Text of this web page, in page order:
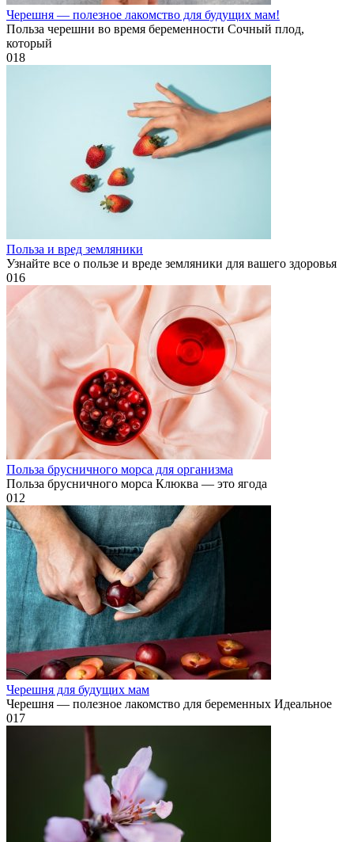
Черешня — полезное лакомство для будущих мам!
Польза черешни во время беременности Сочный плод,
который
018
Польза и вред земляники
Узнайте все о пользе и вреде земляники для вашего здоровья
016
Польза брусничного морса для организма
Польза брусничного морса Клюква — это ягода
012
Черешня для будущих мам
Черешня — полезное лакомство для беременных Идеальное
017